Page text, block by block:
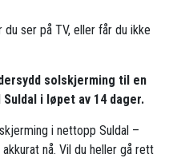
ser på TV, eller får du ikke
solskjerming til en
i løpet av 14 dager.
i nettopp Suldal –
nå. Vil du heller gå rett